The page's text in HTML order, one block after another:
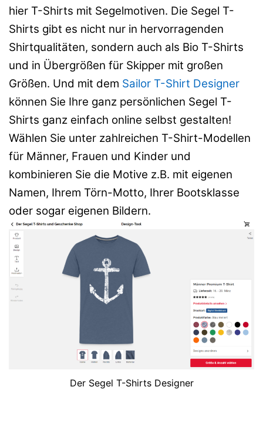
hier T-Shirts mit Segelmotiven. Die Segel T-
Shirts gibt es nicht nur in hervorragenden
Shirtqualitäten, sondern auch als Bio T-Shirts
und in Übergrößen für Skipper mit großen
Größen. Und mit dem Sailor T-Shirt Designer
können Sie Ihre ganz persönlichen Segel T-
Shirts ganz einfach online selbst gestalten!
Wählen Sie unter zahlreichen T-Shirt-Modellen
für Männer, Frauen und Kinder und
kombinieren Sie die Motive z.B. mit eigenen
Namen, Ihrem Törn-Motto, Ihrer Bootsklasse
oder sogar eigenen Bildern.
Der Segel T-Shirts Designer